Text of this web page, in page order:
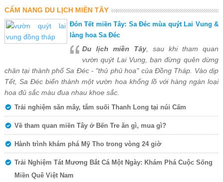
CẨM NANG DU LỊCH MIỀN TÂY
Đón Tết miền Tây: Sa Đéc mùa quýt Lai Vung &
làng hoa Sa Đéc
Du lịch miền Tây , sau khi tham quan
vườn quýt Lai Vung, bạn đừng quên dừng
chân tại thành phố Sa Đéc - "thủ phủ hoa" của Đồng Tháp. Vào dịp
Tết, Sa Đéc biến thành một vườn hoa khổng lồ với hàng ngàn loại
hoa đủ sắc màu đua nhau khoe sắc.
Trải nghiệm săn mây, tắm suối Thanh Long tại núi Cấm
Về tham quan miền Tây ở Bến Tre ăn gì, mua gì?
Hành trình khám phá Mỹ Tho trong vòng 24 giờ
Trải Nghiệm Tát Mương Bắt Cá Một Ngày: Khám Phá Cuộc Sống
Miền Quê Việt Nam